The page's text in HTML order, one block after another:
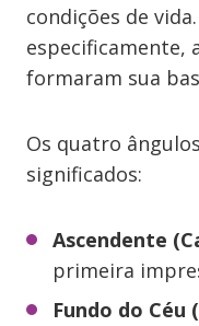
condições de
especificamente,
formaram sua
Os quatro
significados:
Ascendente
primeira
Fundo do Céu